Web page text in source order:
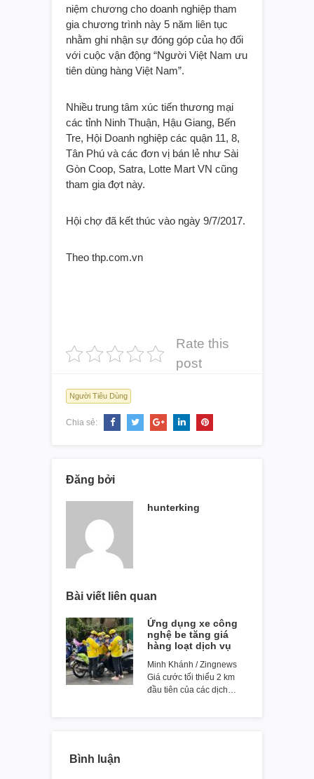
niệm chương cho doanh nghiệp tham
gia chương trình này 5 năm liên tục
nhằm ghi nhận sự đóng góp của họ đối
với cuộc vận động “Người Việt Nam ưu
tiên dùng hàng Việt Nam”.
Nhiều trung tâm xúc tiến thương mại
các tỉnh Ninh Thuận, Hậu Giang, Bến
Tre, Hội Doanh nghiệp các quận 11, 8,
Tân Phú và các đơn vị bán lẻ như Sài
Gòn Coop, Satra, Lotte Mart VN cũng
tham gia đợt này.
Hội chợ đã kết thúc vào ngày 9/7/2017.
Theo thp.com.vn
Rate this
post
Người Tiêu Dùng
Chia sẻ:
Đăng bởi
hunterking
Bài viết liên quan
Ứng dụng xe công
nghệ be tăng giá
hàng loạt dịch vụ
Minh Khánh / Zingnews
Giá cước tối thiểu 2 km
đầu tiên của các dịch…
Bình luận